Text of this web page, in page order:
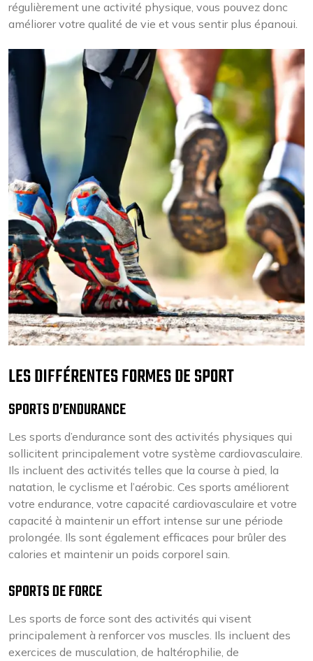
régulièrement une activité physique, vous pouvez donc
améliorer votre qualité de vie et vous sentir plus épanoui.
LES DIFFÉRENTES FORMES DE SPORT
SPORTS D’ENDURANCE
Les sports d’endurance sont des activités physiques qui
sollicitent principalement votre système cardiovasculaire.
Ils incluent des activités telles que la course à pied, la
natation, le cyclisme et l’aérobic. Ces sports améliorent
votre endurance, votre capacité cardiovasculaire et votre
capacité à maintenir un effort intense sur une période
prolongée. Ils sont également efficaces pour brûler des
calories et maintenir un poids corporel sain.
SPORTS DE FORCE
Les sports de force sont des activités qui visent
principalement à renforcer vos muscles. Ils incluent des
exercices de musculation, de haltérophilie, de